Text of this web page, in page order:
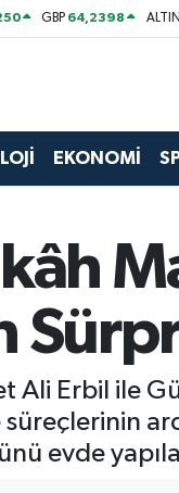
GBP 64,2398 ALTIN
EKONOMİ
Ali Erbil ile
evde